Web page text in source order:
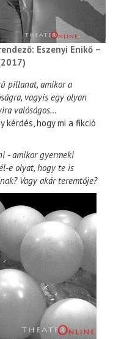
Eszenyi Enikő –
pillanat, amikor a
vagyis egy olyan
valóságos…
hogy mi a fikció
- amikor gyermeki
e olyat, hogy te is
Vagy akár teremtője?